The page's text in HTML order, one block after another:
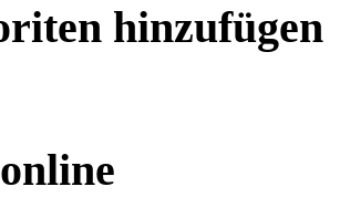
hinzufügen